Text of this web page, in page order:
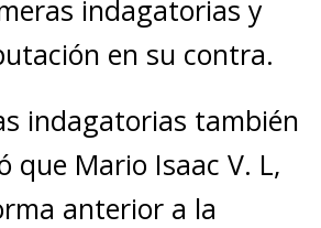
indagatorias y
en su contra.
indagatorias también
que Mario Isaac V. L,
anterior a la